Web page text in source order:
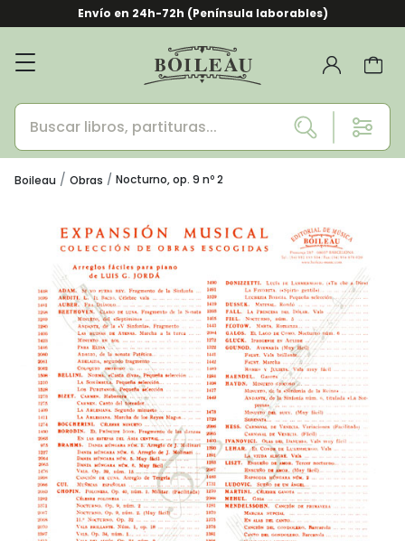
Envío en 24h-72h (Península laborables)
Boileau Obras Nocturno, op. 9 nº 2